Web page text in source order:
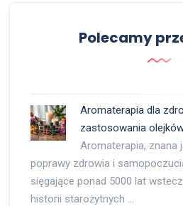
Polecamy
Aromaterapia dla
zastosowania
Aromaterapia, znana
poprawy zdrowia i
sięgające ponad 5000 lat
historii starożytnych …